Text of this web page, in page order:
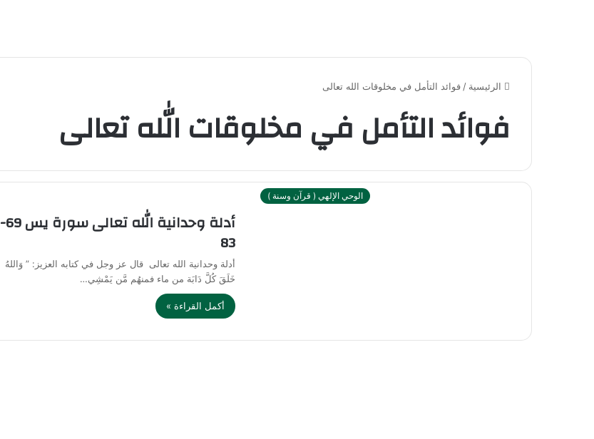
الرئيسية / فوائد التأمل في مخلوقات الله تعالى
فوائد التأمل في مخلوقات الله تعالى
الوحي الإلهي ( قرآن وسنة )
أدلة وحدانية الله تعالى سورة يس 69-
83
أدلة وحدانية الله تعالى قال عز وجل في كتابه العزيز: ” وَاللهُ
خَلَقَ كُلَّ دَابَة من ماء فمنهُم مَّن يَمْشِي…
أكمل القراءة »